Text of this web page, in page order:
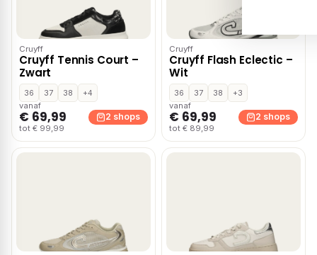
Cruyff
Cruyff Tennis Court –
Zwart
36 37 38
+4
vanaf
€ 69,99
tot € 99,99
2 shops
Cruyff
Cruyff Flash Eclectic –
Wit
36 37 38
+3
vanaf
€ 69,99
tot € 89,99
2 shops